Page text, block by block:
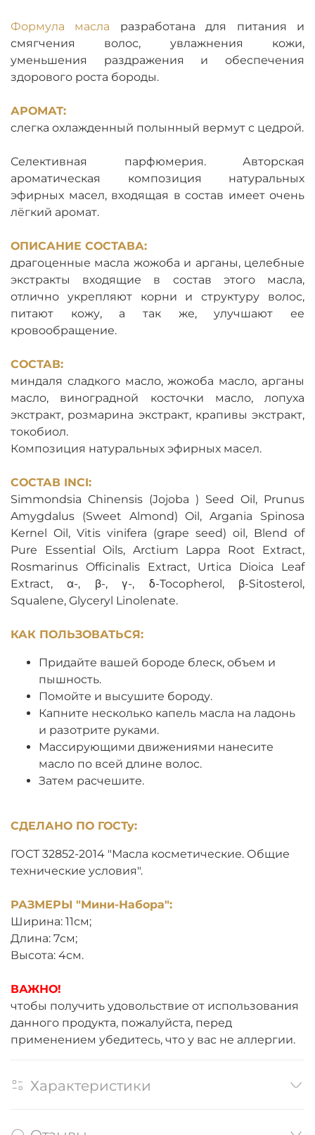
Формула масла разработана для питания и
смягчения волос, увлажнения кожи,
уменьшения раздражения и обеспечения
здорового роста бороды.
АРОМАТ:
слегка охлажденный полынный вермут с цедрой.
Селективная парфюмерия. Авторская
ароматическая композиция натуральных
эфирных масел, входящая в состав имеет очень
лёгкий аромат.
ОПИСАНИЕ СОСТАВА:
драгоценные масла жожоба и арганы, целебные
экстракты входящие в состав этого масла,
отлично укрепляют корни и структуру волос,
питают кожу, а так же, улучшают ее
кровообращение.
СОСТАВ:
миндаля сладкого масло, жожоба масло, арганы
масло, виноградной косточки масло, лопуха
экстракт, розмарина экстракт, крапивы экстракт,
токобиол.
Композиция натуральных эфирных масел.
СОСТАВ INCI:
Simmondsia Chinensis (Jojoba ) Seed Oil, Prunus
Amygdalus (Sweet Almond) Oil, Argania Spinosa
Kernel Oil, Vitis vinifera (grape seed) oil, Blend of
Pure Essential Oils, Arctium Lappa Root Extract,
Rosmarinus Officinalis Extract, Urtica Dioica Leaf
Extract, α-, β-, γ-, δ-Tocopherol, β-Sitosterol,
Squalene, Glyceryl Linolenate.
КАК ПОЛЬЗОВАТЬСЯ:
Придайте вашей бороде блеск, объем и
пышность.
Помойте и высушите бороду.
Капните несколько капель масла на ладонь
и разотрите руками.
Массирующими движениями нанесите
масло по всей длине волос.
Затем расчешите.
СДЕЛАНО ПО ГОСТу:
ГОСТ 32852-2014 "Масла косметические. Общие
технические условия".
РАЗМЕРЫ "Мини-Набора":
Ширина: 11см;
Длина: 7см;
Высота: 4см.
ВАЖНО!
чтобы получить удовольствие от использования
данного продукта, пожалуйста, перед
применением убедитесь, что у вас не аллергии.
Характеристики